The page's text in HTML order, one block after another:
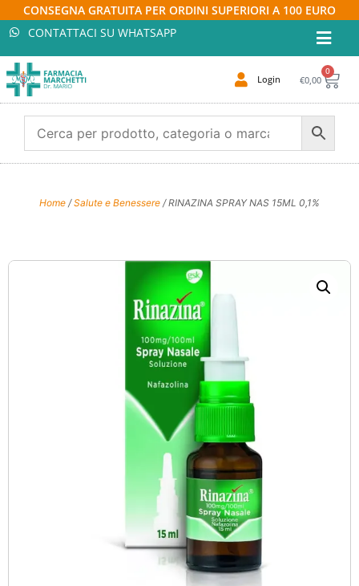
CONSEGNA GRATUITA PER ORDINI SUPERIORI A 100 EURO
CONTATTACI SU WHATSAPP
Login €0,00
0
Home /Salute e Benessere / RINAZINA SPRAY NAS 15ML 0,1%